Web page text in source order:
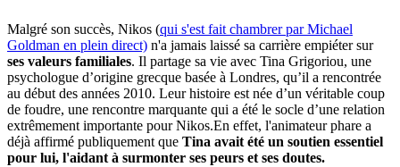
Malgré son succès, Nikos (qui s'est fait chambrer par Michael
Goldman en plein direct) n'a jamais laissé sa carrière empiéter sur
ses valeurs familiales. Il partage sa vie avec Tina Grigoriou, une
psychologue d’origine grecque basée à Londres, qu’il a rencontrée
au début des années 2010. Leur histoire est née d’un véritable coup
de foudre, une rencontre marquante qui a été le socle d’une relation
extrêmement importante pour Nikos.En effet, l'animateur phare a
déjà affirmé publiquement que Tina avait été un soutien essentiel
pour lui, l'aidant à surmonter ses peurs et ses doutes.